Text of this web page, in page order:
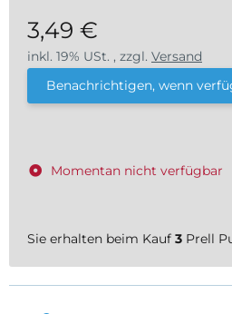
3,49 €
inkl. 19% USt. , zzgl. Versand
Benachrichtigen, wenn
Momentan nicht verfügbar
Sie erhalten beim Kauf 3 Prell